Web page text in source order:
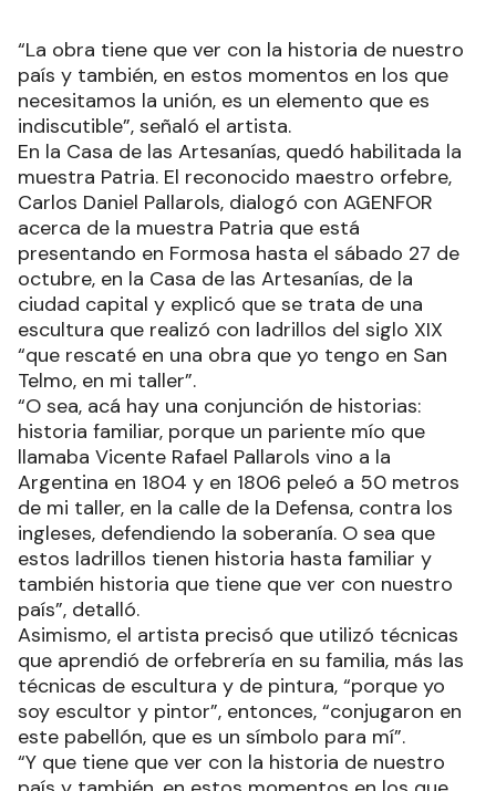
“La obra tiene que ver con la historia de nuestro
país y también, en estos momentos en los que
necesitamos la unión, es un elemento que es
indiscutible”, señaló el artista.
En la Casa de las Artesanías, quedó habilitada la
muestra Patria. El reconocido maestro orfebre,
Carlos Daniel Pallarols, dialogó con AGENFOR
acerca de la muestra Patria que está
presentando en Formosa hasta el sábado 27 de
octubre, en la Casa de las Artesanías, de la
ciudad capital y explicó que se trata de una
escultura que realizó con ladrillos del siglo XIX
“que rescaté en una obra que yo tengo en San
Telmo, en mi taller”.
“O sea, acá hay una conjunción de historias:
historia familiar, porque un pariente mío que
llamaba Vicente Rafael Pallarols vino a la
Argentina en 1804 y en 1806 peleó a 50 metros
de mi taller, en la calle de la Defensa, contra los
ingleses, defendiendo la soberanía. O sea que
estos ladrillos tienen historia hasta familiar y
también historia que tiene que ver con nuestro
país”, detalló.
Asimismo, el artista precisó que utilizó técnicas
que aprendió de orfebrería en su familia, más las
técnicas de escultura y de pintura, “porque yo
soy escultor y pintor”, entonces, “conjugaron en
este pabellón, que es un símbolo para mí”.
“Y que tiene que ver con la historia de nuestro